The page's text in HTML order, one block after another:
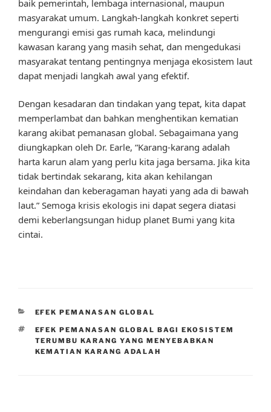
baik pemerintah, lembaga internasional, maupun
masyarakat umum. Langkah-langkah konkret seperti
mengurangi emisi gas rumah kaca, melindungi
kawasan karang yang masih sehat, dan mengedukasi
masyarakat tentang pentingnya menjaga ekosistem laut
dapat menjadi langkah awal yang efektif.
Dengan kesadaran dan tindakan yang tepat, kita dapat
memperlambat dan bahkan menghentikan kematian
karang akibat pemanasan global. Sebagaimana yang
diungkapkan oleh Dr. Earle, “Karang-karang adalah
harta karun alam yang perlu kita jaga bersama. Jika kita
tidak bertindak sekarang, kita akan kehilangan
keindahan dan keberagaman hayati yang ada di bawah
laut.” Semoga krisis ekologis ini dapat segera diatasi
demi keberlangsungan hidup planet Bumi yang kita
cintai.
CATEGORIES
EFEK PEMANASAN GLOBAL
TAGS
EFEK PEMANASAN GLOBAL BAGI EKOSISTEM
TERUMBU KARANG YANG MENYEBABKAN
KEMATIAN KARANG ADALAH